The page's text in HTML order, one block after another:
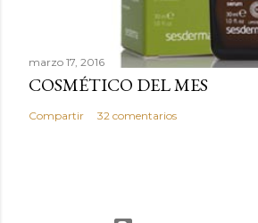
marzo 17, 2016
COSMÉTICO DEL MES
Compartir 32 comentarios